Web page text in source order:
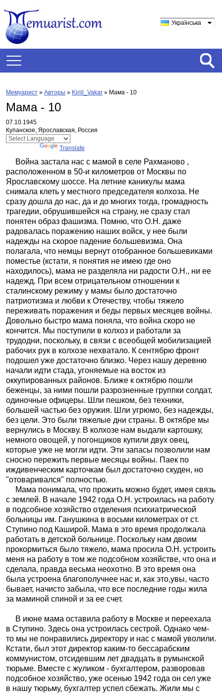
Українська
Мемуарист » Авторы » Kirill_Vakar » Мама - 10
Мама - 10
07.10.1945
Купанское, Ярославская, Россия
Translate
Война застала нас с мамой в селе Рахманово ,
расположенном в 50-и километров от Москвы по
Ярославскому шоссе. На летние каникулы мама
снимала клеть у местного председателя колхоза. Не
сразу дошла до нас, да и до многих тогда, громадность
трагедии, обрушившейся на страну, не сразу стал
понятен образ фашизма. Помню, что О.Н. даже
радовалась поражению наших войск, у нее были
надежды на скорое падение большевизма. Она
полагала, что немцы вернут отобранное большевиками
поместье (кстати, я понятия не имею где оно
находилось), мама не разделяла ни радости О.Н., ни ее
надежд. При всем отрицательном отношении к
сталинскому режиму у мамы было достаточно
патриотизма и любви к Отечеству, чтобы тяжело
переживать поражения и беды первых месяцев войны.
Довольно быстро мама поняла, что война скоро не
кончится. Мы поступили в колхоз и работали за
трудодни, поскольку, в связи с всеобщей мобилизацией
рабочих рук в колхозе нехватало. К сентябрю фронт
подошел уже достаточно близко. Через нашу деревню
начали идти стада, угоняемые на восток из
оккупированных районов. Ближе к октябрю пошли
беженцы, за ними пошли разрозненные группки солдат,
одиночные офицеры. Шли пешком, без техники,
большей частью без оружия. Шли угрюмо, без надежды,
без цели. Это были тяжелые дни страны. В октябре мы
вернулись в Москву. В колхозе нам выдали картошку,
немного овощей, у погонщиков купили двух овец,
которые уже не могли идти. Эти запасы позволили нам
сносно пережить первые месяцы войны. Паек по
иждивенческим карточкам был достаточно скуден, но
"отоваривался" полностью.
Мама понимала, что прожить можно будет, имея связь
с землей. В начале 1942 года О.Н. устроилась на работу
в подсобное хозяйство отделения психиатрической
больницы им. Ганушкина в восьми километрах от ст.
Ступино под Каширой. Мама в это время продолжала
работать в детской больнице. Поскольку нам двоим
прокормиться было тяжело, мама просила О.Н. устроить
меня на работу в том же подсобном хозяйстве, что она и
сделала, правда весьма неохотно. В это время она
была устроена благополучнее нас и, как это,увы, часто
бывает, начисто забыла, что все последние годы жила
за маминой спиной и за ее счет.
В июне мама оставила работу в Москве и переехала
в Ступино. Здесь она устроилась сестрой. Однако чем-
то мы не понравились директору и нас с мамой уволили.
Кстати, был этот директор каким-то бессарабским
коммунистом, отсидевшим лет двадцать в румынской
тюрьме. Вместе с жуликом - бухгалтером, разворовав
подсобное хозяйство, уже осенью 1942 года он сел уже
в нашу тюрьму, бухгалтер успел сбежать. Жили мы с